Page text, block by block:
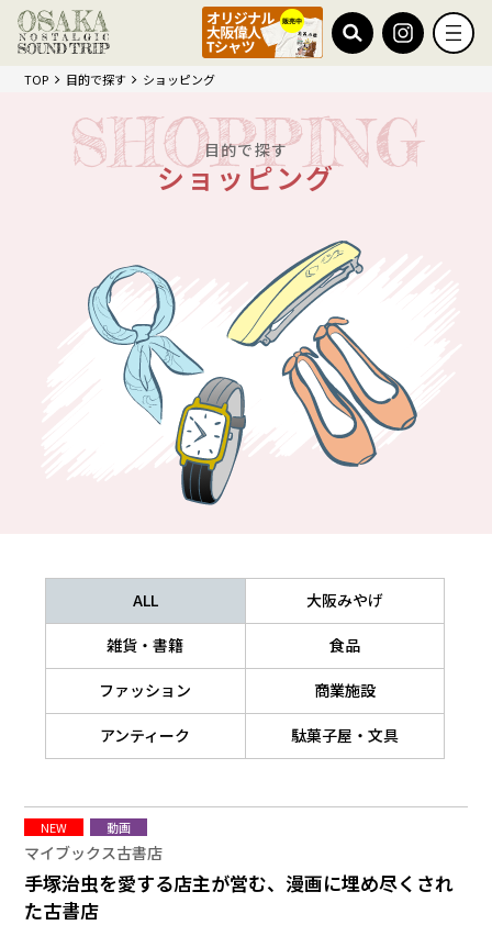
TOP 目的で探す ショッピング
目的で探す
ショッピング
ALL 大阪みやげ
雑貨・書籍 食品
ファッション 商業施設
アンティーク 駄菓子屋・文具
マイブックス古書店
手塚治虫を愛する店主が営む、漫画に埋め尽くされ
た古書店
NEW 動画